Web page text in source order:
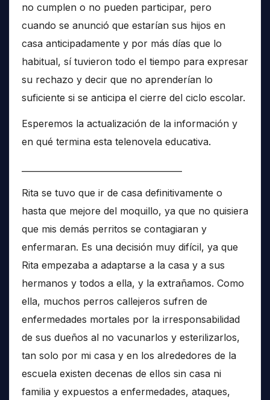
no cumplen o no pueden participar, pero
cuando se anunció que estarían sus hijos en
casa anticipadamente y por más días que lo
habitual, sí tuvieron todo el tiempo para expresar
su rechazo y decir que no aprenderían lo
suficiente si se anticipa el cierre del ciclo escolar.
Esperemos la actualización de la información y
en qué termina esta telenovela educativa.
Rita se tuvo que ir de casa definitivamente o
hasta que mejore del moquillo, ya que no quisiera
que mis demás perritos se contagiaran y
enfermaran. Es una decisión muy difícil, ya que
Rita empezaba a adaptarse a la casa y a sus
hermanos y todos a ella, y la extrañamos. Como
ella, muchos perros callejeros sufren de
enfermedades mortales por la irresponsabilidad
de sus dueños al no vacunarlos y esterilizarlos,
tan solo por mi casa y en los alrededores de la
escuela existen decenas de ellos sin casa ni
familia y expuestos a enfermedades, ataques,